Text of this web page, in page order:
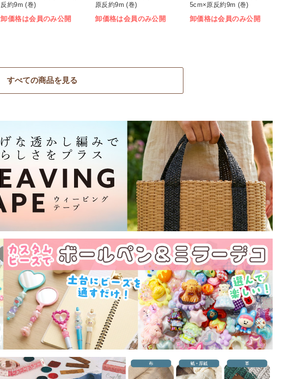
反約9m (巻)
卸価格は会員のみ公開
原反約9m (巻)
卸価格は会員のみ公開
5cm×原反約9m (巻)
卸価格は会員のみ公開
すべての商品を見る